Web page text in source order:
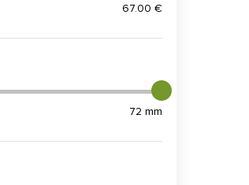
67.00 €
72 mm